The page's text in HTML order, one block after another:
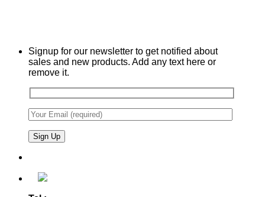
Signup for our newsletter to get notified about
sales and new products. Add any text here or
remove it.